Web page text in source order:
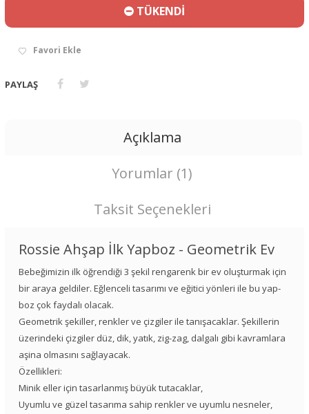
TÜKENDİ
Favori Ekle
PAYLAŞ
Açıklama
Yorumlar (1)
Taksit Seçenekleri
Rossie Ahşap İlk Yapboz - Geometrik Ev
Bebeğimizin ilk öğrendiği 3 şekil rengarenk bir ev oluşturmak için
bir araya geldiler. Eğlenceli tasarımı ve eğitici yönleri ile bu yap-
boz çok faydalı olacak.
Geometrik şekiller, renkler ve çizgiler ile tanışacaklar. Şekillerin
üzerindeki çizgiler düz, dik, yatık, zig-zag, dalgalı gibi kavramlara
aşina olmasını sağlayacak.
Özellikleri:
Minik eller için tasarlanmış büyük tutacaklar,
Uyumlu ve güzel tasarıma sahip renkler ve uyumlu nesneler,